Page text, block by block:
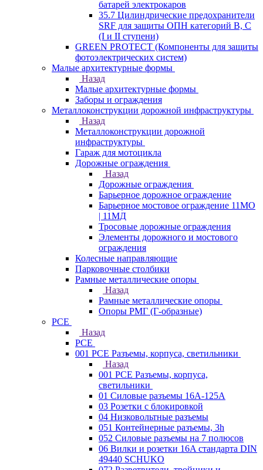
батарей электрокаров
35.7 Цилиндрические предохранители
SRF для защиты ОПН категорий B, C
(I и II ступени)
GREEN PROTECT (Компоненты для защиты
фотоэлектрических систем)
Малые архитектурные формы
Назад
Малые архитектурные формы
Заборы и ограждения
Металлоконструкции дорожной инфраструктуры
Назад
Металлоконструкции дорожной
инфраструктуры
Гараж для мотоцикла
Дорожные ограждения
Назад
Дорожные ограждения
Барьерное дорожное ограждение
Барьерное мостовое ограждение 11МО
| 11МД
Тросовые дорожные ограждения
Элементы дорожного и мостового
ограждения
Колесные направляющие
Парковочные столбики
Рамные металлические опоры
Назад
Рамные металлические опоры
Опоры РМГ (Г-образные)
PCE
Назад
PCE
001 PCE Разъемы, корпуса, светильники
Назад
001 PCE Разъемы, корпуса,
светильники
01 Силовые разъемы 16А-125А
03 Розетки с блокировкой
04 Низковольтные разъемы
051 Контейнерные разъемы, 3h
052 Силовые разъемы на 7 полюсов
06 Вилки и розетки 16A стандарта DIN
49440 SCHUKO